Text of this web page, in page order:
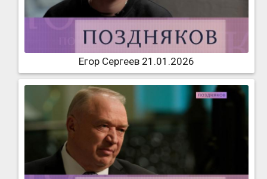
Егор Сергеев 21.01.2026